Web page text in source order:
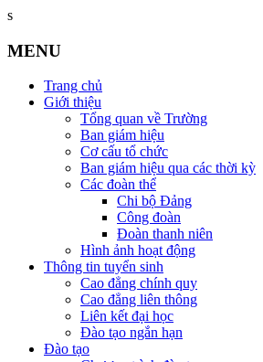
s
MENU
Trang chủ
Giới thiệu
Tổng quan về Trường
Ban giám hiệu
Cơ cấu tổ chức
Ban giám hiệu qua các thời kỳ
Các đoàn thể
Chi bộ Đảng
Công đoàn
Đoàn thanh niên
Hình ảnh hoạt động
Thông tin tuyển sinh
Cao đẳng chính quy
Cao đẳng liên thông
Liên kết đại học
Đào tạo ngắn hạn
Đào tạo